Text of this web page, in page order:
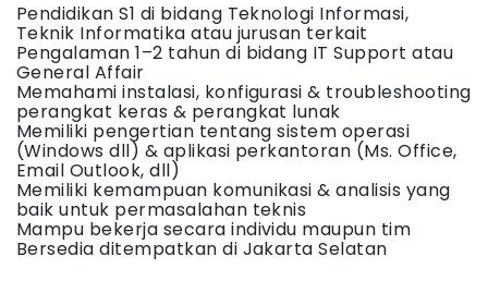
Pendidikan S1 di bidang Teknologi Informasi,
Teknik Informatika atau jurusan terkait
Pengalaman 1–2 tahun di bidang IT Support atau
General Affair
Memahami instalasi, konfigurasi & troubleshooting
perangkat keras & perangkat lunak
Memiliki pengertian tentang sistem operasi
(Windows dll) & aplikasi perkantoran (Ms. Office,
Email Outlook, dll)
Memiliki kemampuan komunikasi & analisis yang
baik untuk permasalahan teknis
Mampu bekerja secara individu maupun tim
Bersedia ditempatkan di Jakarta Selatan